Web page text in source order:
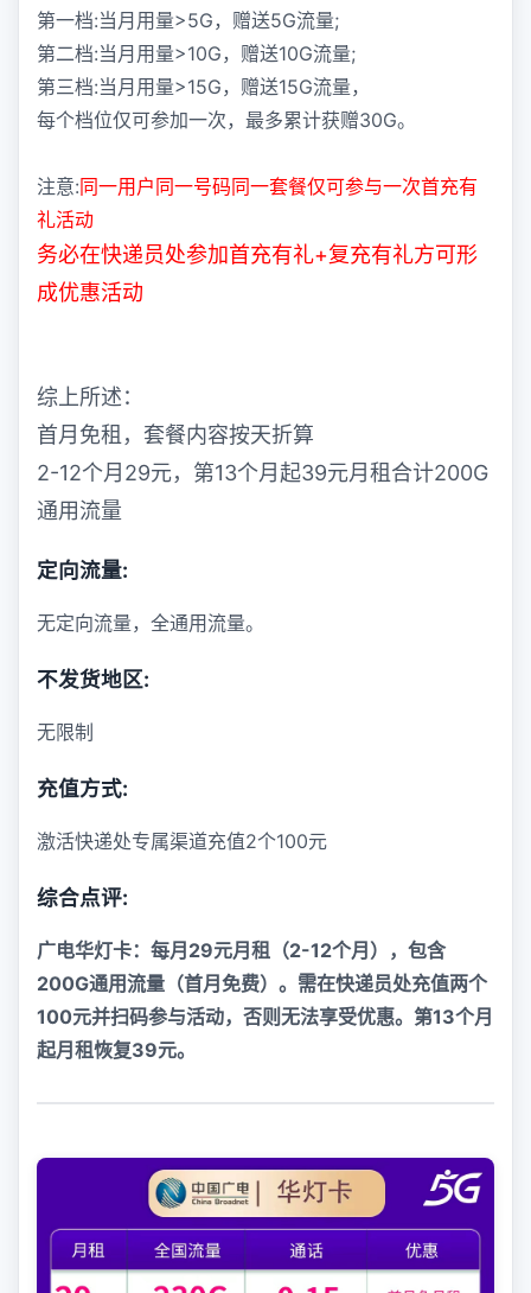
第一档:当月用量>5G，赠送5G流量;
第二档:当月用量>10G，赠送10G流量;
第三档:当月用量>15G，赠送15G流量，
每个档位仅可参加一次，最多累计获赠30G。
注意:同一用户同一号码同一套餐仅可参与一次首充有
礼活动
务必在快递员处参加首充有礼+复充有礼方可形
成优惠活动
综上所述：
首月免租，套餐内容按天折算
2-12个月29元，第13个月起39元月租合计200G
通用流量
定向流量:
无定向流量，全通用流量。
不发货地区:
无限制
充值方式:
激活快递处专属渠道充值2个100元
综合点评:
广电华灯卡：每月29元月租（2-12个月），包含
200G通用流量（首月免费）。需在快递员处充值两个
100元并扫码参与活动，否则无法享受优惠。第13个月
起月租恢复39元。